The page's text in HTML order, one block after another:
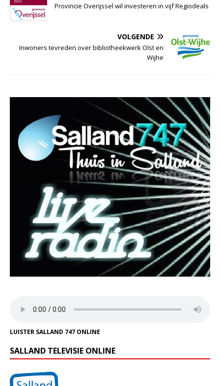
Provincie Overijssel wil investeren in vijf Regiodeals
VOLGENDE
Inwoners tevreden over bibliotheekwerk Olst en
Wijhe
LUISTER SALLAND 747 ONLINE
SALLAND TELEVISIE ONLINE